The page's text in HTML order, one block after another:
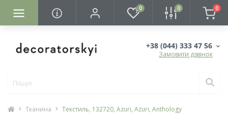
0 0 0
+38 (044) 333 47 56
Замовити дзвінок
Тканина Текстиль, 132720, Azuri, Azuri, Anthology